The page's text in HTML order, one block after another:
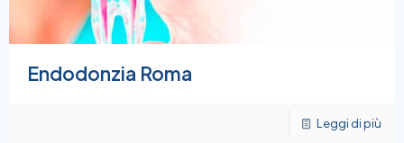
Endodonzia Roma
Leggi di più